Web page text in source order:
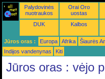
Palydovinės
nuotraukos
Orai Oro
uostas
DUK Kalbos
Jūros oras : Europa Afrika Šiaurės
Indijos vandenynas
Kiti
Jūros oras : vėjo